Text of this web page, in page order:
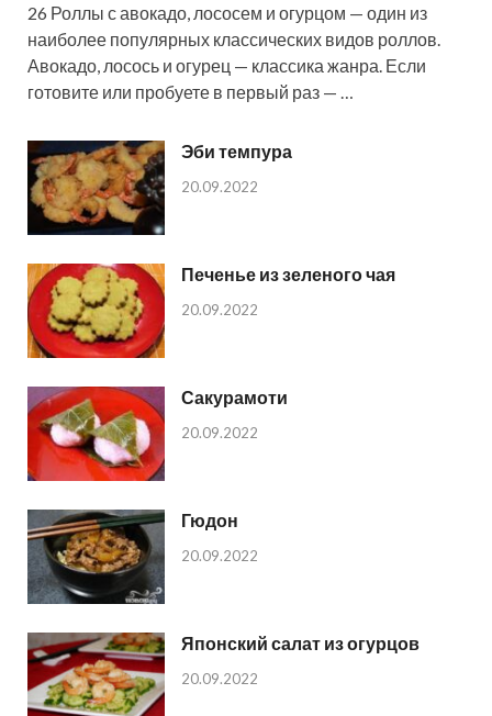
26 Роллы с авокадо, лососем и огурцом — один из
наиболее популярных классических видов роллов.
Авокадо, лосось и огурец — классика жанра. Если
готовите или пробуете в первый раз — …
Эби темпура
20.09.2022
Печенье из зеленого чая
20.09.2022
Сакурамоти
20.09.2022
Гюдон
20.09.2022
Японский салат из огурцов
20.09.2022